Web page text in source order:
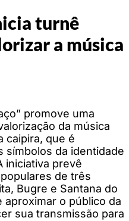
turnê
a música
promove uma
da música
caipira, que é
símbolos da identidade
iniciativa prevê
de três
Bugre e Santana do
aproximar o público da
sua transmissão para